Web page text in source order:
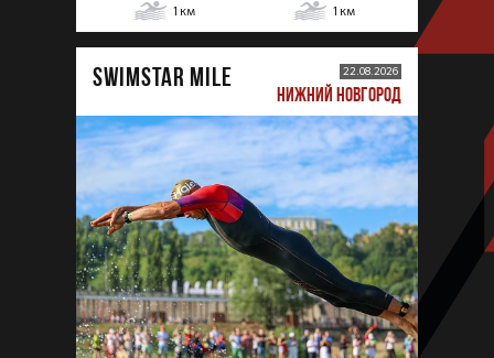
1 км 1 км
SWIMSTAR MILE 22.08.2026
НИЖНИЙ НОВГОРОД